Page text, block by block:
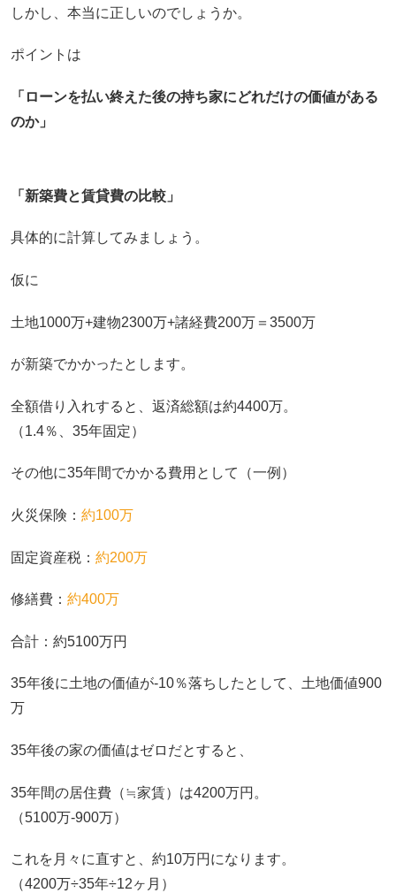
しかし、本当に正しいのでしょうか。
ポイントは
「ローンを払い終えた後の持ち家にどれだけの価値がある
のか」
「新築費と賃貸費の比較」
具体的に計算してみましょう。
仮に
土地1000万+建物2300万+諸経費200万＝3500万
が新築でかかったとします。
全額借り入れすると、返済総額は約4400万。
（1.4％、35年固定）
その他に35年間でかかる費用として（一例）
火災保険： 約100万
固定資産税： 約200万
修繕費： 約400万
合計：約5100万円
35年後に土地の価値が-10％落ちしたとして、土地価値900
万
35年後の家の価値はゼロだとすると、
35年間の居住費（≒家賃）は4200万円。
（5100万-900万）
これを月々に直すと、約10万円になります。
（4200万÷35年÷12ヶ月）